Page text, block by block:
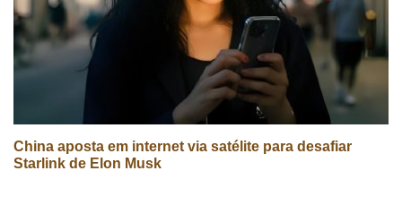
China aposta em internet via satélite para desafiar
Starlink de Elon Musk